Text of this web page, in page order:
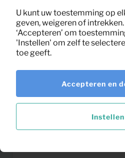
U kunt uw toestemming op
geven, weigeren of
‘Accepteren’ om
'Instellen' om zelf te
toe geeft.
Instellen
Accepteren en